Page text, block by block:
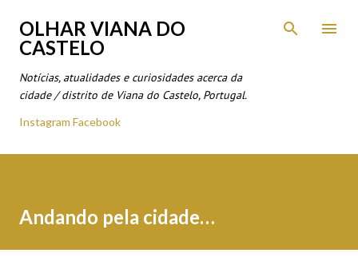
Avançar para o conteúdo principal
OLHAR VIANA DO
CASTELO
Notícias, atualidades e curiosidades acerca da
cidade / distrito de Viana do Castelo, Portugal.
Instagram Facebook
Andando pela cidade…